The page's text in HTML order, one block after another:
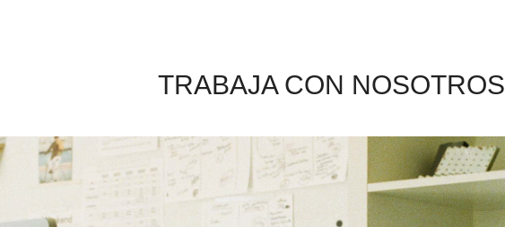
TRABAJA CON NOSOTROS